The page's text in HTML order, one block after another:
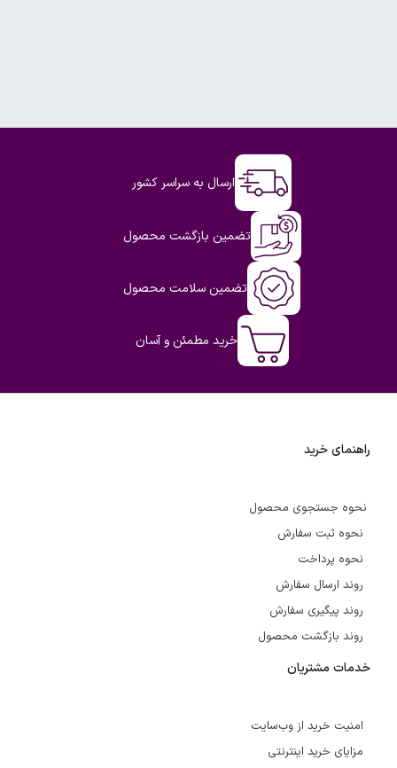
ارسال به سراسر کشور
تضمین بازگشت محصول
تضمین سلامت محصول
خرید مطمئن و آسان
راهنمای خرید
نحوه جستجوی محصول
نحوه ثبت سفارش
نحوه پرداخت
روند ارسال سفارش
روند پیگیری سفارش
روند بازگشت محصول
خدمات مشتریان
امنیت خرید از وب‌سایت
مزایای خرید اینترنتی